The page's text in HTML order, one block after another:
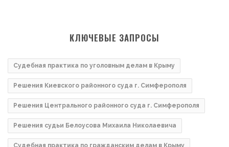
КЛЮЧЕВЫЕ ЗАПРОСЫ
Судебная практика по уголовным делам в Крыму
Решения Киевского районного суда г. Симферополя
Решения Центрального районного суда г. Симферополя
Решения судьи Белоусова Михаила Николаевича